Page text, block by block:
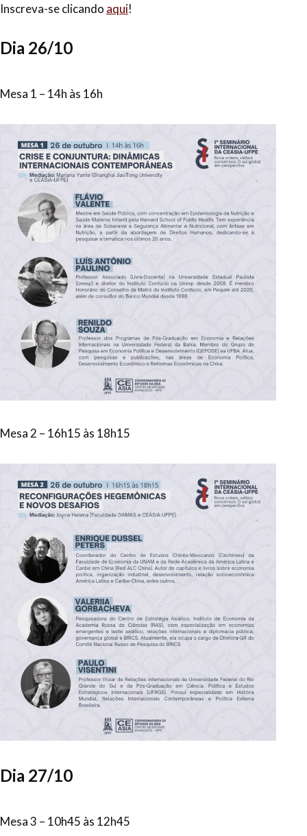
Inscreva-se clicando aqui!
Dia 26/10
Mesa 1 – 14h às 16h
Mesa 2 – 16h15 às 18h15
Dia 27/10
Mesa 3 – 10h45 às 12h45